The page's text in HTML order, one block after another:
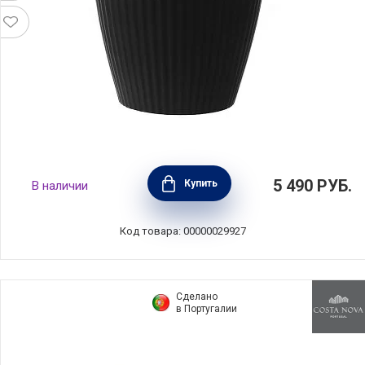
Чайный стакан Anytime, объем 380 мл, цвет
черный, фарфор + силикон, Viva Scandinavia,
Дания, V81901
В наличии Купить 5 490 РУБ.
Код товара: 00000029927
Сделано
в Португалии